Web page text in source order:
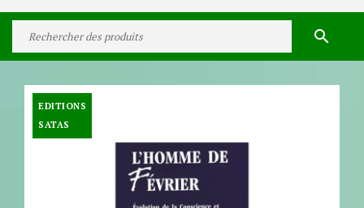

EDITIONS
SATAS